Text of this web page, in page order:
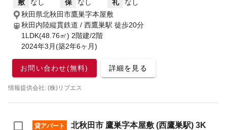
敷 なし 保 なし 礼
なし
秋田県北秋田市鷹巣字本屋敷
秋田内陸縦貫鉄道 / 西鷹巣駅 徒歩20分
1LDK(48.76㎡) 2階建/2階
2024年3月(築2年6ヶ月)
お問い合わせ(無料) 詳細を見る
情報提供会社: (株)リブエス
貸アパート 北秋田市 鷹巣字本屋敷 (西鷹巣駅) 3K